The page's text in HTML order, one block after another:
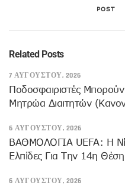
POST
Related Posts
7 ΑΥΓΟΎΣΤΟΥ, 2026
Ποδοσφαιριστές
Μητρώα Διαιτητών
6 ΑΥΓΟΎΣΤΟΥ, 2026
ΒΑΘΜΟΛΟΓΙΑ UEFA: Η
Ελπίδες Για Την 14η Θέση
6 ΑΥΓΟΎΣΤΟΥ, 2026